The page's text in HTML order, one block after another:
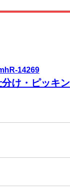
14269
け・ピッキン